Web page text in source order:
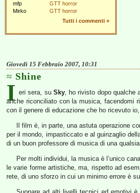
mfp
GTT horror
Mirko
GTT horror
Tutti i commenti »
Giovedì 15 Febbraio 2007, 10:31
Shine
I eri sera, su Sky, ho rivisto dopo qualche
anche riconciliato con la musica, facendomi
con il genere di educazione che ho ricevuto
Il film è, in parte, una astuta operazione
per il mondo, impasticcato e al guinzaglio
di un buon professore di musica di una
Per molti individui, la musica è l’unico
le varie forme artistiche, ma, rispetto ad
rete, di uno sforzo in cui un minimo errore è